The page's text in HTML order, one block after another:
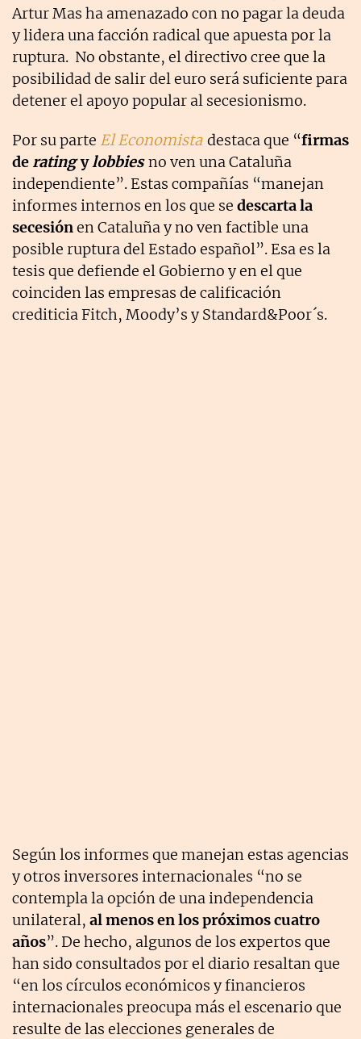
Artur Mas ha amenazado con no pagar la deuda
y lidera una facción radical que apuesta por la
ruptura. No obstante, el directivo cree que la
posibilidad de salir del euro será suficiente para
detener el apoyo popular al secesionismo.
Por su parte El Economista destaca que “firmas
de ratingylobbiesno ven una Cataluña
independiente”. Estas compañías “manejan
informes internos en los que se descarta la
secesiónen Cataluña y no ven factible una
posible ruptura del Estado español”. Esa es la
tesis que defiende el Gobierno y en el que
coinciden las empresas de calificación
crediticia Fitch, Moody’s y Standard&Poor´s.
Según los informes que manejan estas agencias
y otros inversores internacionales “no se
contempla la opción de una independencia
unilateral, al menos en los próximos cuatro
años”. De hecho, algunos de los expertos que
han sido consultados por el diario resaltan que
“en los círculos económicos y financieros
internacionales preocupa más el escenario que
resulte de las elecciones generales de